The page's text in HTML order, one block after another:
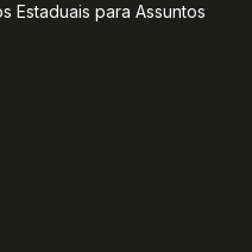
Estaduais para Assuntos